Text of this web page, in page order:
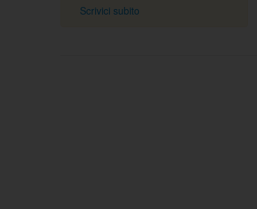
Scrivici subito